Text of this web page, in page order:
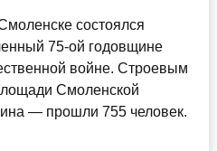
состоялся
75-ой годовщине
войне. Строевым
Смоленской
— прошли 755 человек.